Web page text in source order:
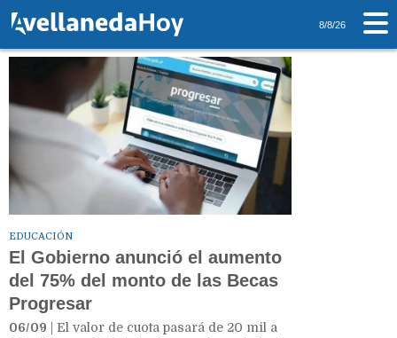
8/8/26
Tag: Becas Progresar
EDUCACIÓN
El Gobierno anunció el aumento
del 75% del monto de las Becas
Progresar
06/09 | El valor de cuota pasará de 20 mil a